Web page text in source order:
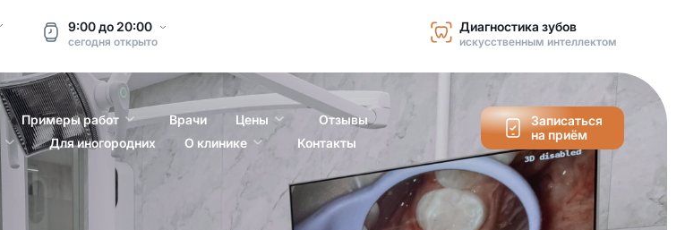
9:00до20:00
сегодняоткрыто
Диагностика зубов
искусственным интеллектом
Примеры работ Врачи Цены
Отзывы
Для иногородних О клинике Контакты
Записаться
на приём